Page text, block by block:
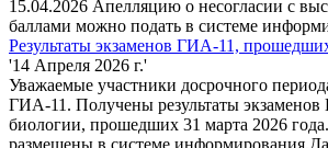
15.04.2026 Апелляцию о несогласии с
баллами можно подать в системе
Результаты экзаменов ГИА-11,
'14 Апреля 2026 г.'
Уважаемые участники досрочного
ГИА-11. Получены результаты
биологии, прошедших 31 марта 2026